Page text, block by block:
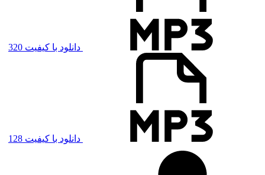
دانلود با کیفیت 320
دانلود با کیفیت 128